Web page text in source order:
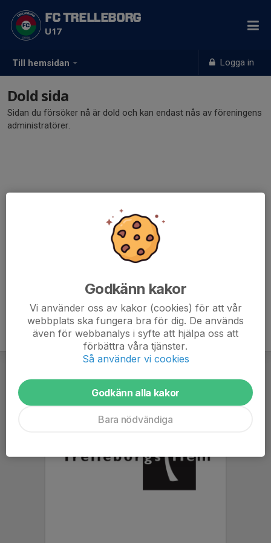
Till hemsidan Logga in
FC TRELLEBORG
U17
Dold sida
Sidan du försöker nå är dold och kan endast nås av föreningens
administratörer.
Godkänn kakor
Vi använder oss av kakor (cookies) för att vår
webbplats ska fungera bra för dig. De används
även för webbanalys i syfte att hjälpa oss att
förbättra våra tjänster.
Så använder vi cookies
Godkänn alla kakor
Bara nödvändiga